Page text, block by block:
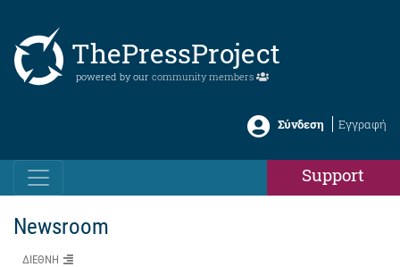
ThePressProject
powered by our community members
Σύνδεση Εγγραφή
Support
Newsroom
ΔΙΕΘΝΗ